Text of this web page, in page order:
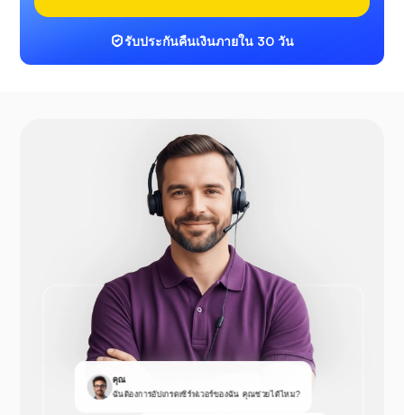
รับประกันคืนเงินภายใน 30 วัน
คุณ
ฉันต้องการอัปเกรดเซิร์ฟเวอร์ของฉัน คุณช่วยได้ไหม?